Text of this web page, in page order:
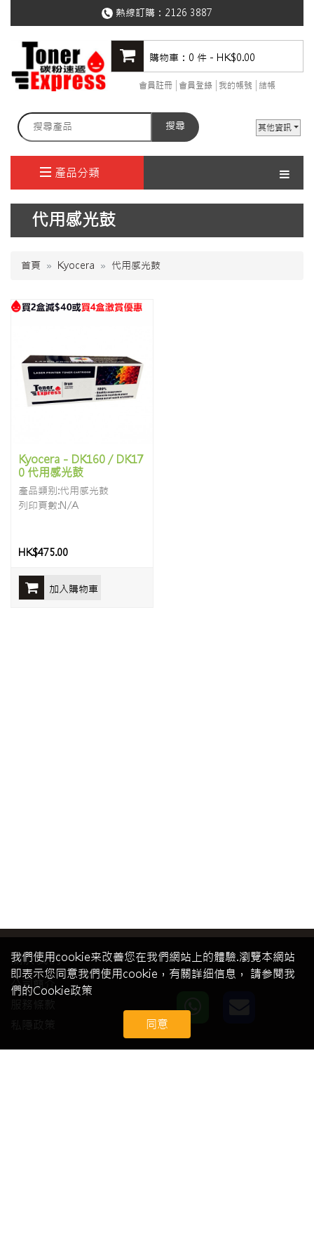
熱線訂購： 2126 3887
購物車：0 件 - HK$0.00
會員註冊 會員登錄 我的帳號 結帳
搜尋 其他資訊
產品分類
代用感光鼓
首頁 Kyocera 代用感光鼓
Kyocera - DK160 / DK17
0 代用感光鼓
產品類别:代用感光鼓
列印頁數:N/A
HK$475.00
加入購物車
關於我們
公司簡介
我們使用cookie来改善您在我們網站上的體驗.瀏覽本網站
即表示您同意我們使用cookie，有關詳细信息， 請参閱我
們的Cookie政策
同意